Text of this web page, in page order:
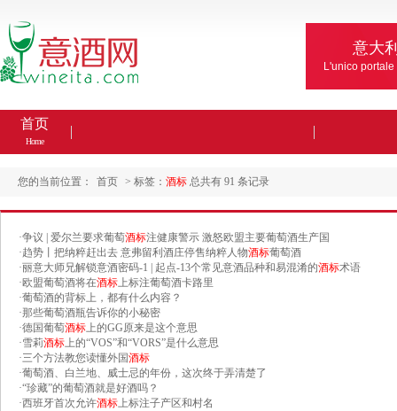
意大
L'unico
首页
Home
您的当前位置： 首页 > 标签： 酒标 总共有 91 条记录
·争议 | 爱尔兰要求葡萄酒标注健康警示 激怒欧盟主要葡萄酒生产国
·趋势丨把纳粹赶出去 意弗留利酒庄停售纳粹人物酒标葡萄酒
·丽意大师兄解锁意酒密码-1 | 起点-13个常见意酒品种和易混淆的酒标术语
·欧盟葡萄酒将在酒标上标注葡萄酒卡路里
·葡萄酒的背标上，都有什么内容？
·那些葡萄酒瓶告诉你的小秘密
·德国葡萄酒标上的GG原来是这个意思
·雪莉酒标上的“VOS”和“VORS”是什么意思
·三个方法教您读懂外国酒标
·葡萄酒、白兰地、威士忌的年份，这次终于弄清楚了
·“珍藏”的葡萄酒就是好酒吗？
·西班牙首次允许酒标上标注子产区和村名